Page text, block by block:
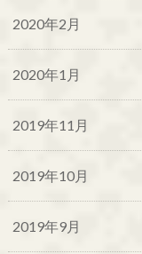
2020年2月
2020年1月
2019年11月
2019年10月
2019年9月